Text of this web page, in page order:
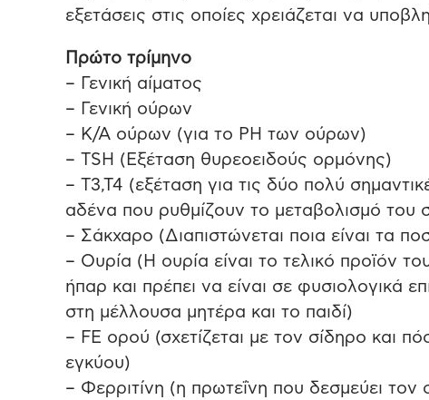
εξετάσεις στις οποίες χρειάζεται να
Πρώτο τρίμηνο
– Γενική αίματος
– Γενική ούρων
– Κ/Α ούρων (για το PH των ούρων)
– TSH (Εξέταση θυρεοειδούς ορμόνης)
– T3,T4 (εξέταση για τις δύο πολύ
αδένα που ρυθμίζουν το μεταβολισμό του
– Σάκχαρο (Διαπιστώνεται ποια είναι τα
– Ουρία (Η ουρία είναι το τελικό προϊόν
ήπαρ και πρέπει να είναι σε φυσιολογικά
στη μέλλουσα μητέρα και το παιδί)
– FE ορού (σχετίζεται με τον σίδηρο και
εγκύου)
– Φερριτίνη (η πρωτεΐνη που δεσμεύει